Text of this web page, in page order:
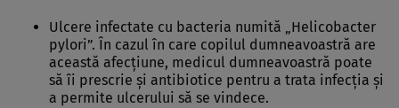
Ulcere infectate cu bacteria numită „Helicobacter
pylori”. În cazul în care copilul dumneavoastră are
această afecţiune, medicul dumneavoastră poate
să îi prescrie şi antibiotice pentru a trata infecţia şi
a permite ulcerului să se vindece.